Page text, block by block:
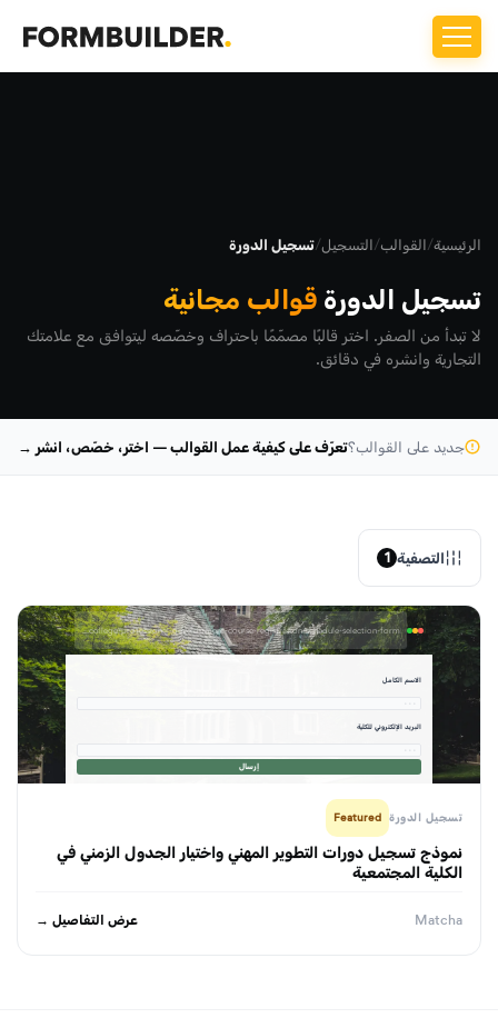
الرئيسية/القوالب/التسجيل/تسجيل الدورة
تسجيل الدورةقوالب مجانية
لا تبدأ من الصفر. اختر قالبًا مصمّمًا باحتراف وخصّصه ليتوافق مع علامتك
التجارية وانشره في دقائق.
جديد على القوالب؟تعرّف على كيفية عمل القوالب — اختر، خصّص، انشر →
التصفية 1
formbuilder.ai/f/community-college-professional-development-course-registration-schedule-selection-form
الاسم الكامل
البريد الإلكتروني للكلية
إرسال
تسجيل الدورة Featured
نموذج تسجيل دورات التطوير المهني واختيار الجدول الزمني في
الكلية المجتمعية
Matcha عرض التفاصيل →